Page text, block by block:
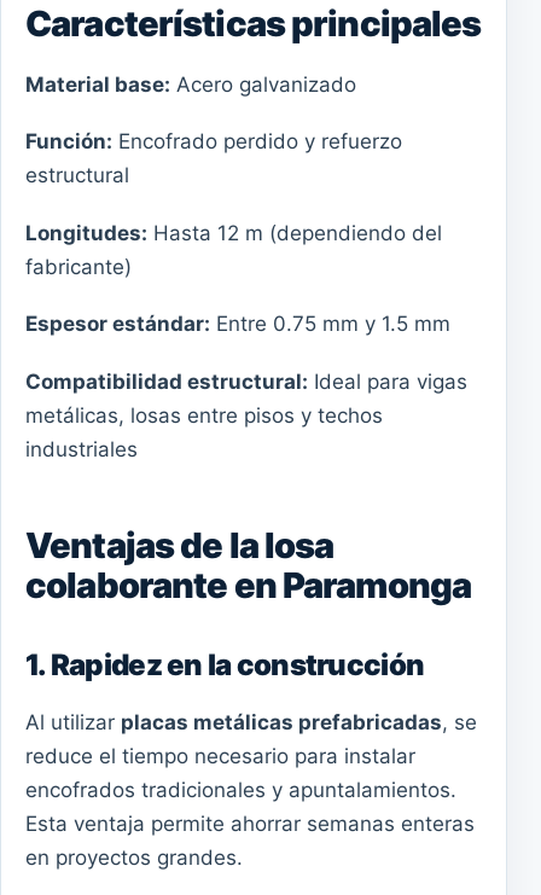
Características principales
Material base: Acero galvanizado
Función: Encofrado perdido y refuerzo
estructural
Longitudes: Hasta 12 m (dependiendo del
fabricante)
Espesor estándar: Entre 0.75 mm y 1.5 mm
Compatibilidad estructural: Ideal para vigas
metálicas, losas entre pisos y techos
industriales
Ventajas de la losa
colaborante en Paramonga
1. Rapidez en la construcción
Al utilizar placas metálicas prefabricadas, se
reduce el tiempo necesario para instalar
encofrados tradicionales y apuntalamientos.
Esta ventaja permite ahorrar semanas enteras
en proyectos grandes.